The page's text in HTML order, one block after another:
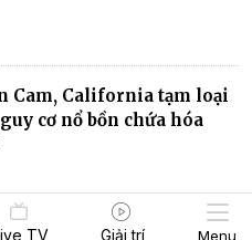
Cam, California tạm loại
cơ nổ bồn chứa hóa
TV Giải trí Menu